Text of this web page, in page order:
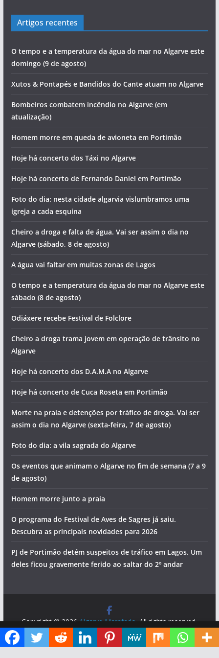
Artigos recentes
O tempo e a temperatura da água do mar no Algarve este
domingo (9 de agosto)
Xutos & Pontapés e Bandidos do Cante atuam no Algarve
Bombeiros combatem incêndio no Algarve (em
atualização)
Homem morre em queda de avioneta em Portimão
Hoje há concerto dos Táxi no Algarve
Hoje há concerto de Fernando Daniel em Portimão
Foto do dia: nesta cidade algarvia vislumbramos uma
igreja a cada esquina
Cheiro a droga e falta de água. Vai ser assim o dia no
Algarve (sábado, 8 de agosto)
A água vai faltar em muitas zonas de Lagos
O tempo e a temperatura da água do mar no Algarve este
sábado (8 de agosto)
Odiáxere recebe Festival de Folclore
Cheiro a droga trama jovem em operação de trânsito no
Algarve
Hoje há concerto dos D.A.M.A no Algarve
Hoje há concerto de Cuca Roseta em Portimão
Morte na praia e detenções por tráfico de droga. Vai ser
assim o dia no Algarve (sexta-feira, 7 de agosto)
Foto do dia: a vila sagrada do Algarve
Os eventos que animam o Algarve no fim de semana (7 a 9
de agosto)
Homem morre junto a praia
O programa do Festival de Aves de Sagres já saiu.
Descubra as principais novidades para 2026
PJ de Portimão detém suspeitos de tráfico em Lagos. Um
deles ficou gravemente ferido ao saltar do 2º andar
Copyright © 2026 Algarve Marafado . All rights reserved.
Theme:
ColorMag by ThemeGrill. Powered by WordPress
Diga ao Google que o Algarve Marafado é uma das suas fontes de informação preferidas